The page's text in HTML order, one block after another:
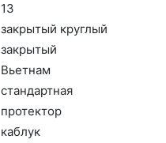
13
зак­ры­тый круг­лый
зак­ры­тый
Вь­ет­нам
стан­дарт­ная
про­тек­тор
каб­лук